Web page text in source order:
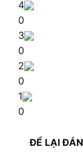
4
0
3
0
2
0
1
0
ĐỂ LẠI